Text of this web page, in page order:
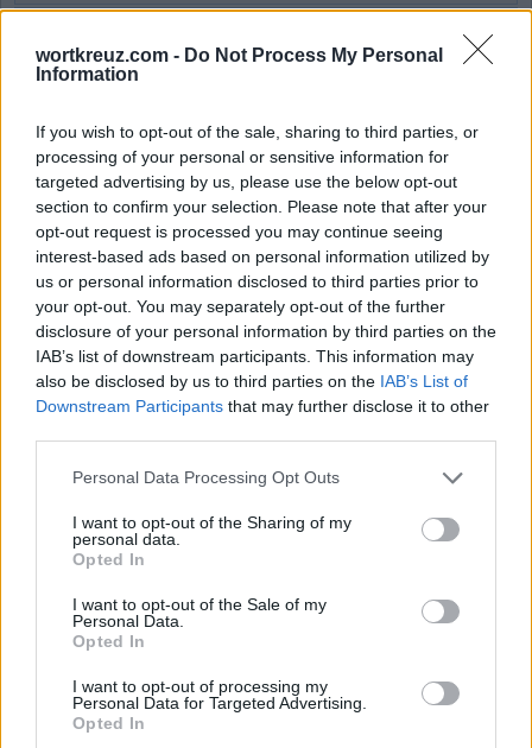
wortkreuz.com - Do Not Process My Personal
Information
If you wish to opt-out of the sale, sharing to third parties, or
processing of your personal or sensitive information for
targeted advertising by us, please use the below opt-out
section to confirm your selection. Please note that after your
opt-out request is processed you may continue seeing
interest-based ads based on personal information utilized by
us or personal information disclosed to third parties prior to
your opt-out. You may separately opt-out of the further
disclosure of your personal information by third parties on the
IAB’s list of downstream participants. This information may
also be disclosed by us to third parties on the IAB’s List of
Downstream Participants that may further disclose it to other
Personal Data Processing Opt Outs
I want to opt-out of the Sharing of my
personal data.
Opted In
I want to opt-out of the Sale of my
Personal Data.
Opted In
I want to opt-out of processing my
Personal Data for Targeted Advertising.
Opted In
Wort Kreuz Level 1956
Wort Kreuz Level 1957
Wort Kreuz Level 1958
Wort Kreuz Level 1959
Wort Kreuz Level 1960
Wort Kreuz Level 1961
Wort Kreuz Level 1962
Wort Kreuz Level 1963
Wort Kreuz Level 1964
Wort Kreuz Level 1965
Wort Kreuz Level 1966
Wort Kreuz Level 1967
Wort Kreuz Level 1969
Wort Kreuz Level 1970
Wort Kreuz Level 1971
Wort Kreuz Level 1973
Wort Kreuz Level 1974
Wort Kreuz Level 1975
Wort Kreuz Level 1976